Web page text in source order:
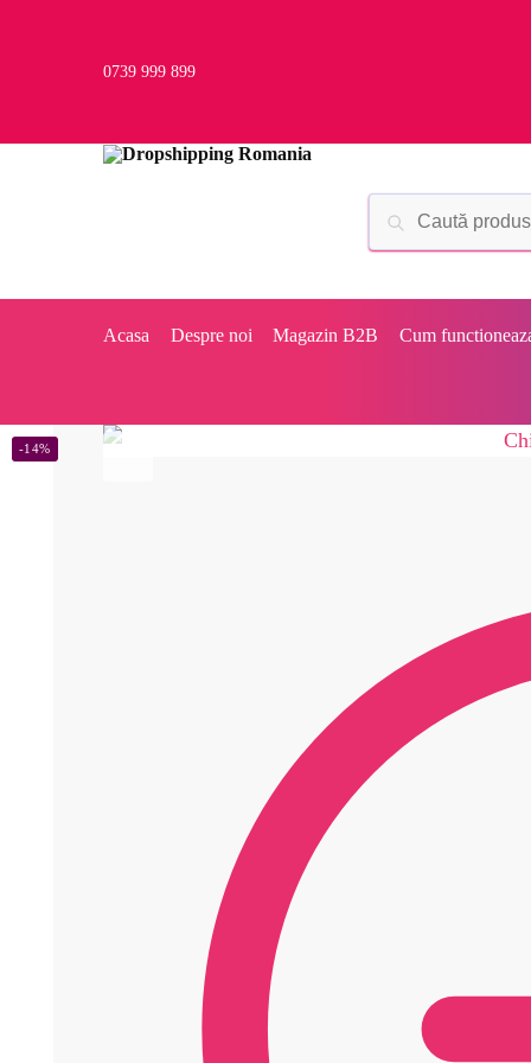
0739 999 899
Acasa Despre noi Magazin B2B Cum
-14%